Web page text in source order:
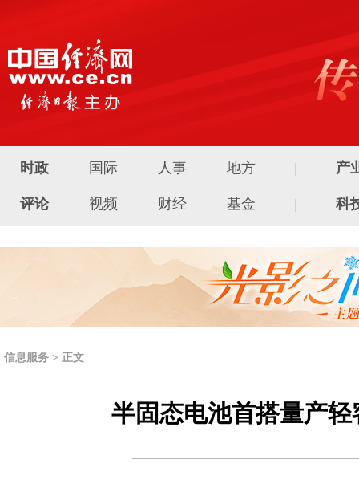
时政 国际 人事 地方 | 产
评论 视频 财经 基金 | 科
信息服务 > 正文
半固态电池首搭量产